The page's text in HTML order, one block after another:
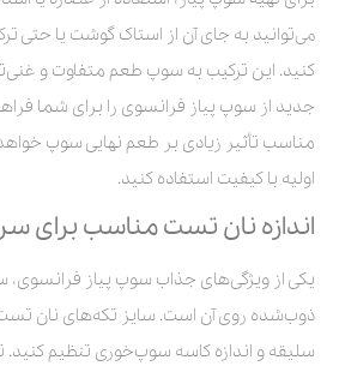
می‌توانید به جای آن از استاک گوشت یا حتی
کنید. این ترکیب به سوپ طعم متفاوت و
جدید از سوپ پیاز فرانسوی را برای شما
مناسب تأثیر زیادی بر طعم نهایی سوپ خواهد
اولیه با کیفیت استفاده کنید.
اندازه نان تست مناسب برای
یکی از ویژگی‌های جذاب سوپ پیاز فرانسوی،
ذوب‌شده روی آن است. سایز تکه‌های نان تست
سلیقه و اندازه کاسه سوپ‌خوری تنظیم